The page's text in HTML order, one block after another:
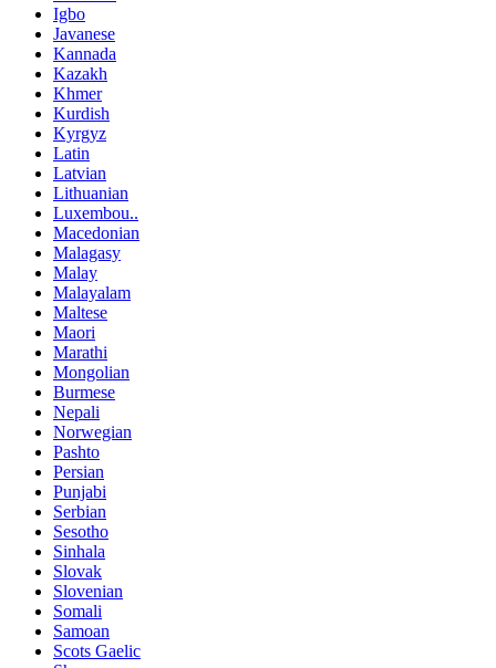
Igbo
Javanese
Kannada
Kazakh
Khmer
Kurdish
Kyrgyz
Latin
Latvian
Lithuanian
Luxembou..
Macedonian
Malagasy
Malay
Malayalam
Maltese
Maori
Marathi
Mongolian
Burmese
Nepali
Norwegian
Pashto
Persian
Punjabi
Serbian
Sesotho
Sinhala
Slovak
Slovenian
Somali
Samoan
Scots Gaelic